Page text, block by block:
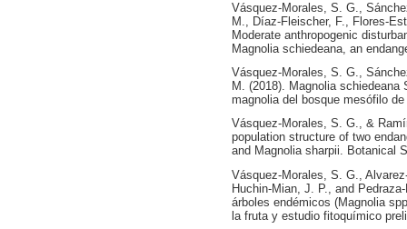
Vásquez-Morales, S. G.,
M., Díaz-Fleischer, F., Flores-
Moderate anthropogenic
Magnolia schiedeana, an
Vásquez-Morales, S. G.,
M. (2018). Magnolia
magnolia del bosque mesófilo
Vásquez-Morales, S. G., &
population structure of two
and Magnolia sharpii. Botanical
Vásquez-Morales, S. G.,
Huchin-Mian, J. P., and
árboles endémicos (Magnolia
la fruta y estudio fitoquímico